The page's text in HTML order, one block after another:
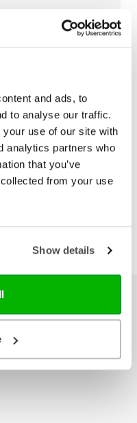
and ads, to
to analyse our traffic.
use of our site with
analytics partners who
that you’ve
from your use
Show details